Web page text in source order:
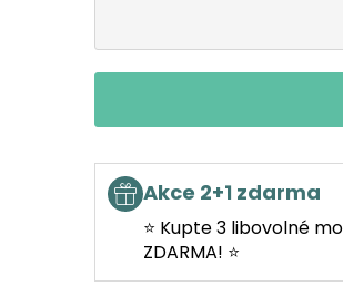
Akce 2+1 zdarma
⭐ Kupte 3 libovolné
ZDARMA! ⭐